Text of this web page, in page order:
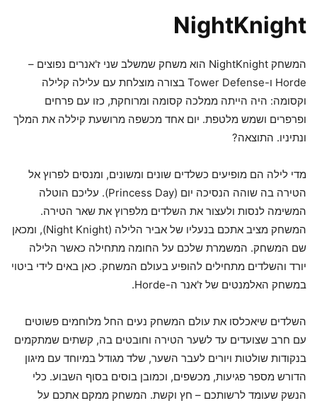
NightKnight
המשחק NightKnight הוא משחק שמשלב שני ז'אנרים נפוצים –
Horde ו-Tower Defense בצורה מוצלחת עם עלילה קלילה
וקסומה: היה הייתה ממלכה קסומה ומרוחקת, כזו עם פרחים
ופרפרים ושמש מלטפת. יום אחד מכשפה מרושעת קיללה את המלך
ונתיניו. התוצאה?
מדי לילה הם מופיעים כשלדים שונים ומשונים, ומנסים לפרוץ אל
הטירה בה שוהה הנסיכה יום (Princess Day). עליכם הוטלה
המשימה לנסות ולעצור את השלדים מלפרוץ את שאר הטירה.
המשחק מציב אתכם בנעליו של אביר הלילה (Night Knight), ומכאן
שם המשחק. המשמרת שלכם על החומה מתחילה כאשר הלילה
יורד והשלדים מתחילים להופיע בעולם המשחק. כאן באים לידי ביטוי
במשחק האלמנטים של ז'אנר ה-Horde.
השלדים שיאכלסו את עולם המשחק נעים החל מלוחמים פשוטים
עם חרב שצועדים עד לשער הטירה וחובטים בה, קשתים שמתקמים
בנקודות שולטות ויורים לעבר השער, שלד מגודל במיוחד עם מיגון
הדורש מספר פגיעות, מכשפים, וכמובן בוסים בסוף השבוע. כלי
הנשק שעומד לרשותכם – חץ וקשת. המשחק ממקם אתכם על